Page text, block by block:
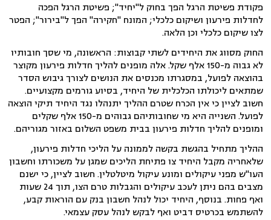
פקודת פשיטת הרגל הפך בחוק ל"יחיד"; פשיטת הרגל הפכה
לחדלות פירעון ושיקום כלכלי; המונח "חקירה" הפך ל"בירור"; הפטר
לצו שיקום כלכלי וכן הלאה.
החוק מסווג את היחידים לשתי קבוצות: הראשונה, מי שסך חובותיו
לא גבוה מ-150 אלף שקל. אלה מופנים להליך חדלות פירעון מקוצר
בהוצאה לפועל, במסגרתו מכנסים את הנושים לצורך גיבוש הסדר
שמתאים ליכולתו הכלכלית של היחיד, בסיוע גורמים מקצועיים.
חשוב לציין כי אין הכרח שטרם ההליך יתנהלו נגד היחיד תיקי הוצאה
לפועל. השנייה היא מי שחובותיהם גבוהים מ-150 אלף שקלים
ומופנים להליך חדלות פירעון בבית משפט השלום באזור מגוריהם.
ההליך מתחיל בהגשת בקשה לממונה על הליכי חדלות פירעון,
שלאחריה מקבל היחיד צו פתיחת הליכים שמגן על משכורתו וחשבון
העו"ש מפני עיקולים ומונע עיקול מיטלטלין. חשוב לציין, כי ישנם
מצבים בהם ניתן לעכב עיקולים והגבלות טרם הצו, תוך 24 שעות
ואף פחות. בנוסף, היחיד יכול לנהל חשבון בנק עם הוראות קבע,
להשתמש בכרטיס דביט ואף לבקש לנהל עסק עצמאי.